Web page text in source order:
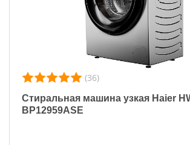
(36)
Стиральная машина узкая Haier
BP12959ASE